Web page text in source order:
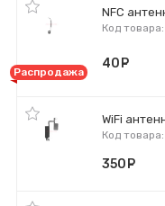
NFC
Код
Распродажа
40
WiFi
Код
350